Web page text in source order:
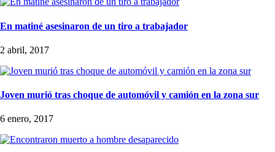
En matiné asesinaron de un tiro a trabajador
2 abril, 2017
Joven murió tras choque de automóvil y camión en la zona sur
6 enero, 2017